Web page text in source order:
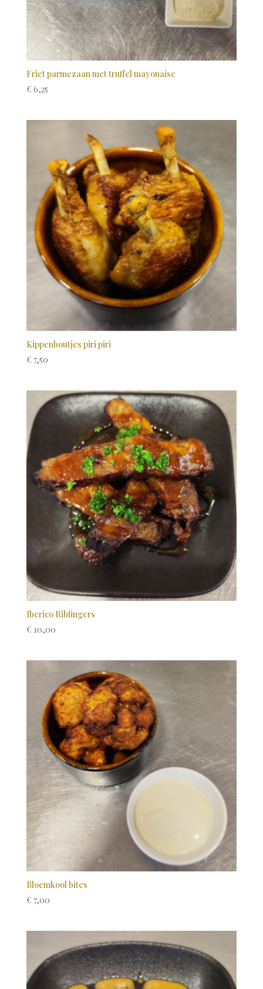
Friet parmezaan met truffel mayonaise
€ 6,25
Kippenboutjes piri piri
€ 7,50
Iberico Ribfingers
€ 10,00
Bloemkool bites
€ 7,00